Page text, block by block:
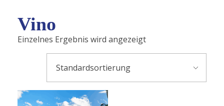
Vino
Einzelnes Ergebnis wird angezeigt